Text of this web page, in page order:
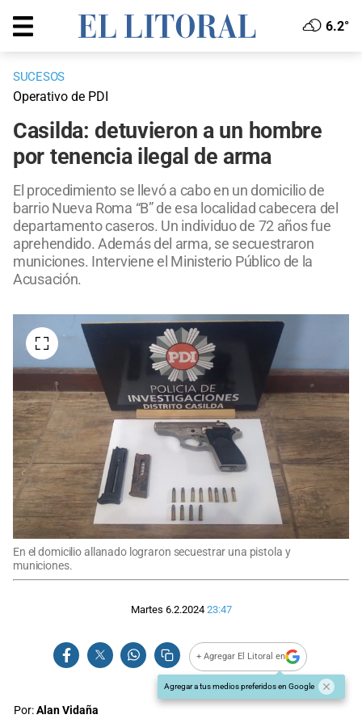
6.2°
SUCESOS
Operativo de PDI
Casilda: detuvieron a un hombre
por tenencia ilegal de arma
El procedimiento se llevó a cabo en un domicilio de
barrio Nueva Roma “B” de esa localidad cabecera del
departamento caseros. Un individuo de 72 años fue
aprehendido. Además del arma, se secuestraron
municiones. Interviene el Ministerio Público de la
Acusación.
En el domicilio allanado lograron secuestrar una pistola y
municiones.
Martes 6.2.2024 23:47
+ Agregar El Litoral en
Agregar a tus medios preferidos en Google
Por:Alan Vidaña